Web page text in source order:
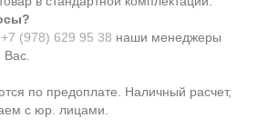
+7 (978) 629 95 38 наши менеджеры
Вас.
по предоплате. Наличный расчет,
с юр. лицами.